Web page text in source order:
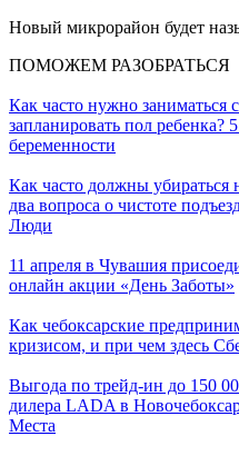
Новый микрорайон будет
ПОМОЖЕМ РАЗОБРАТЬСЯ
Как часто нужно заниматься
запланировать пол ребенка?
беременности
Как часто должны
два вопроса о чистоте
Люди
11 апреля в Чувашия
онлайн акции «День Заботы»
Как чебоксарские
кризисом, и при чем здесь
Выгода по трейд-ин до 150
дилера LADA в
Места